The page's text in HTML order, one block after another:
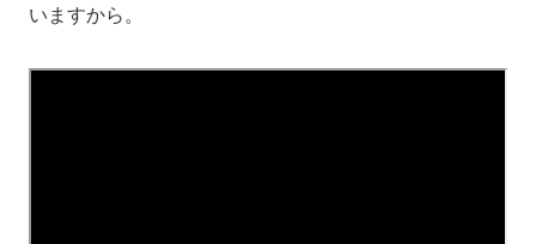
いますから。